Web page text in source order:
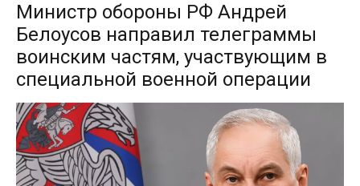
Министр обороны РФ Андрей
Белоусов направил телеграммы
воинским частям, участвующим в
специальной военной операции